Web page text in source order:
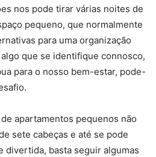
nos pode tirar várias noites de
pequeno, que normalmente
para uma organização
que se identifique connosco,
para o nosso bem-estar, pode-
apartamentos pequenos não
sete cabeças e até se pode
divertida, basta seguir algumas